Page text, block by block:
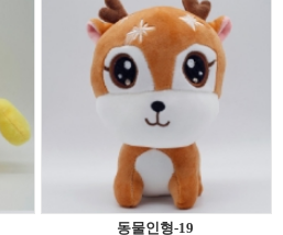
동물인형-19